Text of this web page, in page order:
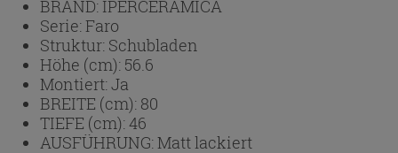
BRAND: IPERCERAMICA
Serie:Faro
Struktur: Schubladen
Höhe (cm): 56.6
Montiert:Ja
BREITE (cm): 80
TIEFE (cm):46
AUSFÜHRUNG:Matt lackiert